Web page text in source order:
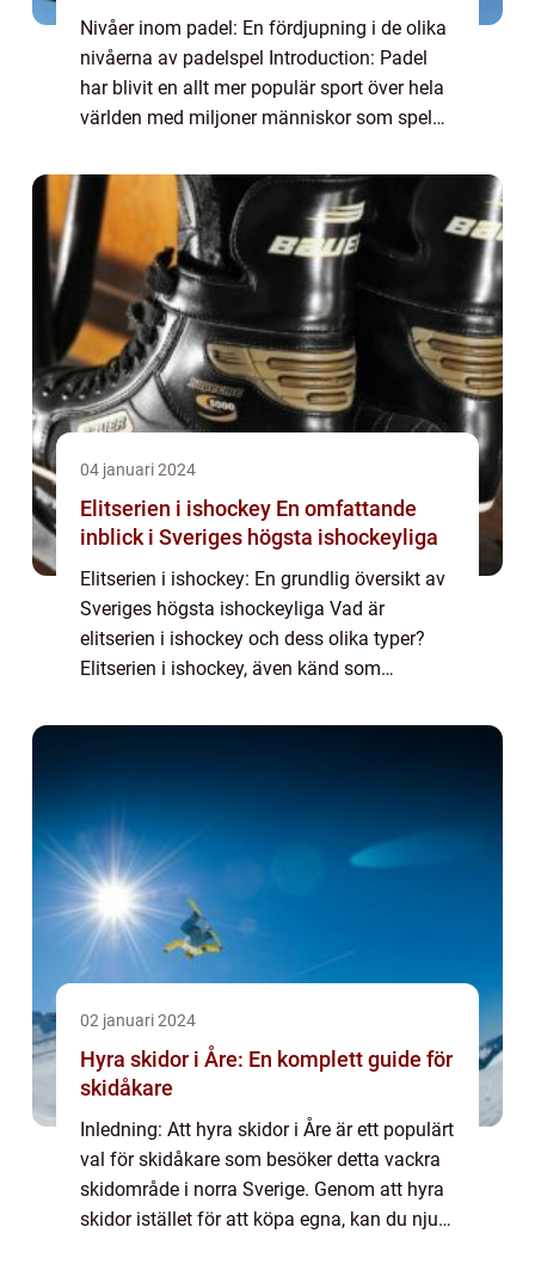
Nivåer inom padel: En fördjupning i de olika
nivåerna av padelspel Introduction: Padel
har blivit en allt mer populär sport över hela
världen med miljoner människor som spelar
är att spelare indelas i ol...
04 januari 2024
Elitserien i ishockey En omfattande
inblick i Sveriges högsta ishockeyliga
Elitserien i ishockey: En grundlig översikt av
Sveriges högsta ishockeyliga Vad är
elitserien i ishockey och dess olika typer?
Elitserien i ishockey, även känd som
professionella ishockeyliga. Den grundades
02 januari 2024
Hyra skidor i Åre: En komplett guide för
skidåkare
Inledning: Att hyra skidor i Åre är ett populärt
val för skidåkare som besöker detta vackra
skidområde i norra Sverige. Genom att hyra
skidor istället för att köpa egna, kan du njuta